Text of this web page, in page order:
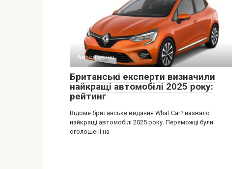
Автоновини
Британські експерти визначили
найкращі автомобілі 2025 року:
рейтинг
Відоме британське видання What Car? назвало
найкращі автомобілі 2025 року. Переможці були
оголошені на